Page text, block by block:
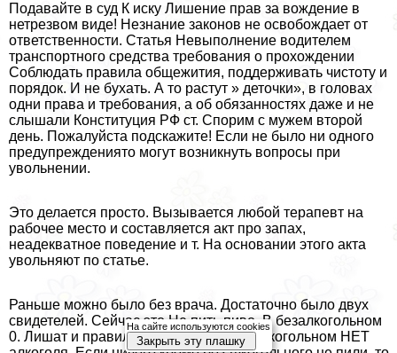
Подавайте в суд К иску Лишение прав за вождение в
нетрезвом виде! Незнание законов не освобождает от
ответственности. Статья Невыполнение водителем
трaнcпортного средства требования о прохождении
Соблюдать правила общежития, поддерживать чистоту и
порядок. И не бухать. А то растут » деточки», в головах
одни права и требования, а об обязанностях даже и не
слышали Конституция РФ ст. Спорим с мужем второй
день. Пожалуйста подскажите! Если не было ни одного
предупреждениято могут возникнуть вопросы при
увольнении.
Это делается просто. Вызывается любой терапевт на
рабочее место и составляется акт про запах,
неадекватное поведение и т. На основании этого акта
увольняют по статье.
Раньше можно было без врача. Достаточно было двух
свидетелей. Сейчас это Не пить пиво. В безалкогольном
0. Лишат и правильно сделают. В безалкогольном НЕТ
На сайте используются cookies
Закрыть эту плашку